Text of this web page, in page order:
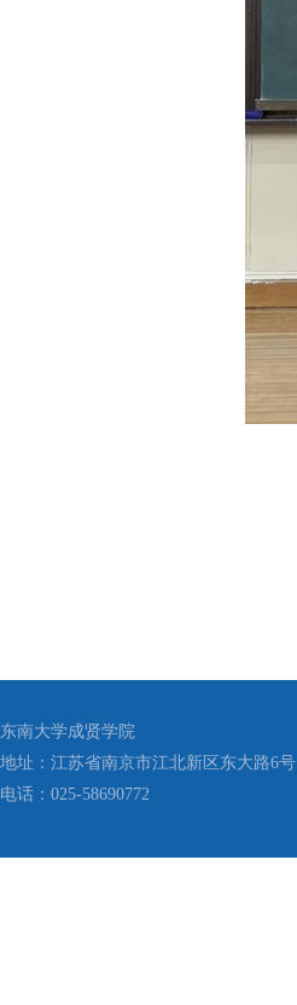
东南大学成贤学院
地址：江苏省南京市江北新区东大路6号
电话：025-58690772